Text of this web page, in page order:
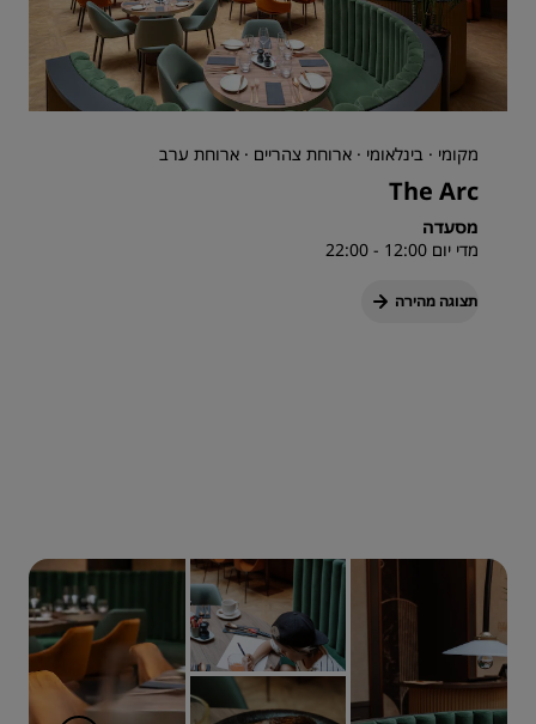
מקומי · בינלאומי · ארוחת צהריים · ארוחת ערב
The Arc
מסעדה
מדי יום 12:00 - 22:00
תצוגה מהירה